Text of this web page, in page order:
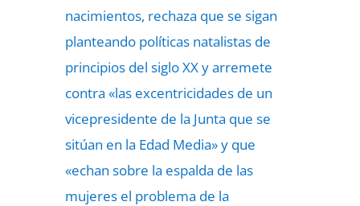
nacimientos, rechaza que se sigan
planteando políticas natalistas de
principios del siglo XX y arremete
contra «las excentricidades de un
vicepresidente de la Junta que se
sitúan en la Edad Media» y que
«echan sobre la espalda de las
mujeres el problema de la